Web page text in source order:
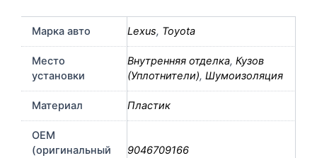
Марка авто Lexus, Toyota
Место
установки
Внутренняя отделка, Кузов
(Уплотнители), Шумоизоляция
Материал Пластик
OEM
(оригинальный
9046709166